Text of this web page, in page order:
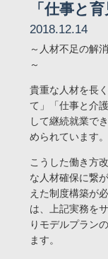
「仕事と
2018.12.14
～人材不足の解
～
貴重な人材を長
て」「仕事と介
して継続就業で
められています。
こうした働き方
な人材確保に繋
えた制度構築が
は、上記実務を
りモデルプラン
ます。